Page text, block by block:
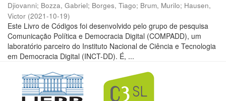
Djiovanni; Bozza, Gabriel; Borges, Tiago; Brum, Murilo; Hausen,
Victor (2021-10-19)
Este Livro de Códigos foi desenvolvido pelo grupo de pesquisa
Comunicação Política e Democracia Digital (COMPADD), um
laboratório parceiro do Instituto Nacional de Ciência e Tecnologia
em Democracia Digital (INCT-DD). É, ...